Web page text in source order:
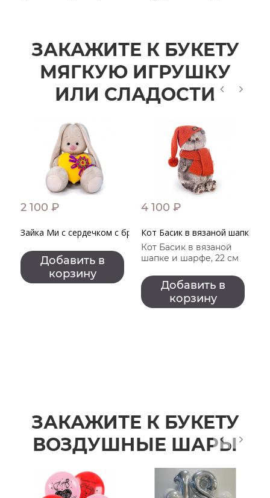
ЗАКАЖИТЕ К БУКЕТУ
МЯГКУЮ ИГРУШКУ
ИЛИ СЛАДОСТИ
2 100 ₽
Зайка Ми с сердечком с брошкой
Добавить в
корзину
4 100 ₽
Кот Басик в вязаной шапке и
Кот Басик в вязаной
шапке и шарфе, 22 см
Добавить в
корзину
ЗАКАЖИТЕ К БУКЕТУ
ВОЗДУШНЫЕ ШАРЫ